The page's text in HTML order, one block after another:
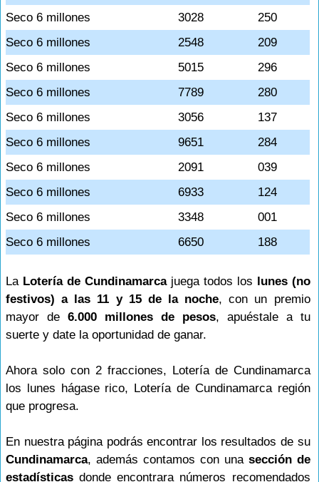
Seco 6 millones
3028
250
Seco 6 millones
2548
209
Seco 6 millones
5015
296
Seco 6 millones
7789
280
Seco 6 millones
3056
137
Seco 6 millones
9651
284
Seco 6 millones
2091
039
Seco 6 millones
6933
124
Seco 6 millones
3348
001
Seco 6 millones
6650 188
La Lotería de Cundinamarcajuega todos los lunes (no
festivos) a las 11 y 15 de la noche, con un premio
mayor de 6.000 millones de pesos, apuéstale a tu
suerte y date la oportunidad de ganar.
Ahora solo con 2 fracciones, Lotería de Cundinamarca
los lunes hágase rico, Lotería de Cundinamarca región
que progresa.
En nuestra página podrás encontrar los resultados de su
Cundinamarca, además contamos con una sección de
estadísticas donde encontrara números recomendados